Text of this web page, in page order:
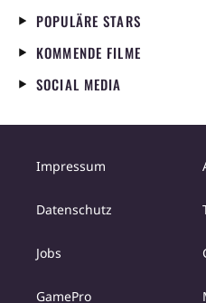
POPULÄRE STARS
KOMMENDE FILME
SOCIAL MEDIA
Impressum
Datenschutz
Jobs
GamePro